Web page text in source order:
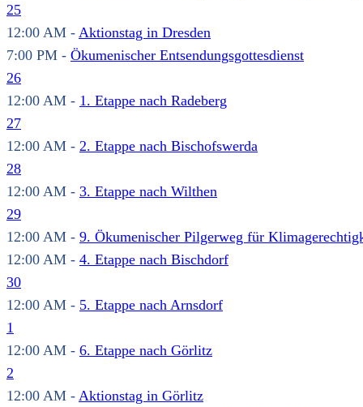
25
12:00 AM - Aktionstag in Dresden
7:00 PM - Ökumenischer Entsendungsgottesdienst
26
12:00 AM - 1. Etappe nach Radeberg
27
12:00 AM - 2. Etappe nach Bischofswerda
28
12:00 AM - 3. Etappe nach Wilthen
29
12:00 AM - 9. Ökumenischer Pilgerweg für
12:00 AM - 4. Etappe nach Bischdorf
30
12:00 AM - 5. Etappe nach Arnsdorf
1
12:00 AM - 6. Etappe nach Görlitz
2
12:00 AM - Aktionstag in Görlitz